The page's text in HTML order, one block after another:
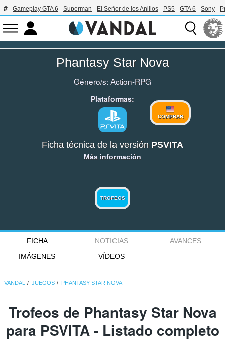
Gameplay GTA 6 Superman El Señor de los Anillos PS5 GTA 6 Sony
Phantasy Star Nova
Género/s: Action-RPG
Plataformas:
COMPRAR
Ficha técnica de la versión PSVITA
Más información
TROFEOS
FICHA NOTICIAS
AVANCES
IMÁGENES
VÍDEOS
VANDAL JUEGOS PHANTASY STAR NOVA
Trofeos de Phantasy Star Nova
para PSVITA - Listado completo